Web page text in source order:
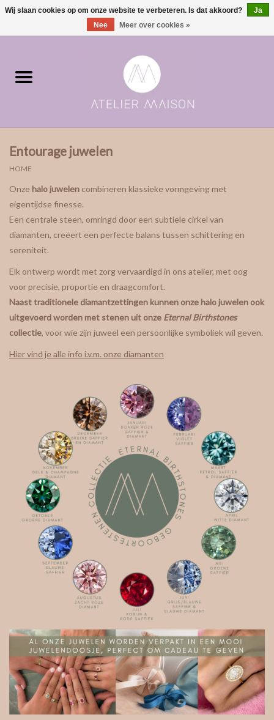
0 Artikelen - €0,00
Moments | verloving & geboorte
The Wedding collectie
Soulmates
gepersonaliseerde juwelen
Armbanden
Nose & Paw collectie
Oorbellen
Halskettingen en hangers
MAAK EEN AFSPRAAK
Entourage juwelen
HOME
Onze halo juwelen combineren klassieke vormgeving met
eigentijdse finesse.
Een centrale steen, omringd door een subtiele cirkel van
diamanten, creëert een perfecte balans tussen schittering en
sereniteit.
Elk ontwerp wordt met zorg vervaardigd in ons atelier, met oog
voor precisie, proportie en draagcomfort.
Naast traditionele diamantzettingen kunnen onze halo juwelen ook
uitgevoerd worden met stenen uit onze Eternal Birthstones
collectie, voor wie zijn juweel een persoonlijke symboliek wil geven.
Hier vind je alle info i.v.m. onze diamanten
Wij slaan cookies op om onze website te verbeteren. Is dat akkoord?
Ja
Nee
Meer over cookies »